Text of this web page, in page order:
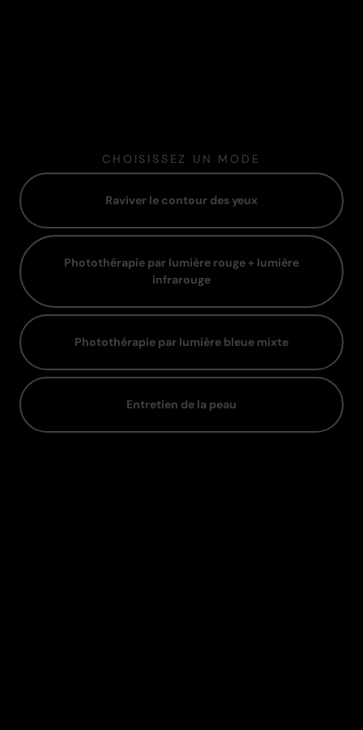
CHOISISSEZ UN MODE
Raviver le contour des yeux
Photothérapie par lumière rouge + lumière
infrarouge
Photothérapie par lumière bleue mixte
Entretien de la peau